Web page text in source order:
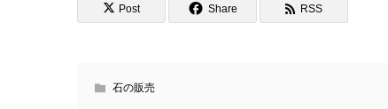
Post Share RSS
石の販売